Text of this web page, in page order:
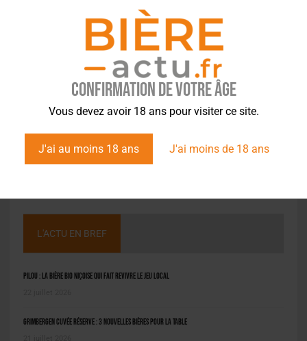
Confirmation de votre âge
Vous devez avoir 18 ans pour visiter ce site.
J'ai au moins 18 ans J'ai moins de 18 ans
L'ACTU EN BREF
Pilou : la bière bio niçoise qui fait revivre le jeu local
Grimbergen Cuvée Réserve : 3 nouvelles bières pour la table